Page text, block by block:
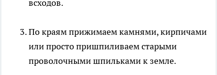
всходов.
По краям прижимаем камнями, кирпичами
или просто пришпиливаем старыми
проволочными шпильками к земле.